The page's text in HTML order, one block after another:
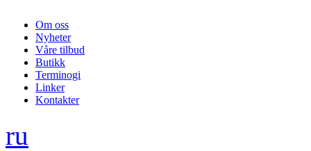
Om oss
Nyheter
Våre tilbud
Butikk
Terminogi
Linker
Kontakter
ru